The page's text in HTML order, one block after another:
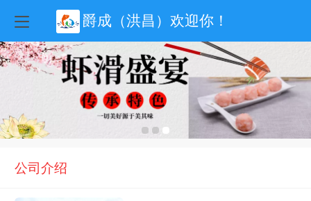
爵成（洪昌）欢迎你！
公司介绍